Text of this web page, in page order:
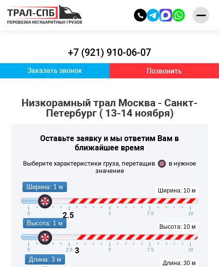
+7 (921) 910-06-07
Заказать звонок Позвонить
Низкорамный трал Москва - Санкт-
Петербург ( 13-14 ноября)
Оставьте заявку и мы ответим Вам в
ближайшее время
Выберите характеристики груза, перетащив
в нужное
значение
Ширина: 10 м
Ширина: 1 м
0 2.5 5 7.5 10
2.5
Высота: 10 м
Высота: 1 м
0 2.5 5 7.5 10
3
Длина: 30 м
Длина: 3 м